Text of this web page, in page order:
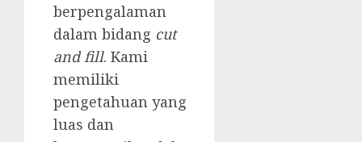
berpengalaman
dalam bidang cut
and fill. Kami
memiliki
pengetahuan yang
luas dan